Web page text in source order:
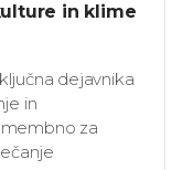
in klime
dejavnika
in
za